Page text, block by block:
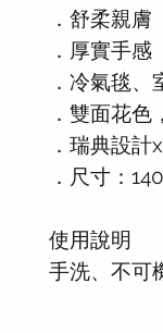
．舒柔親膚
．厚實手感
．冷氣毯
．雙面花
．瑞典設計
．尺寸：
使用說明
手洗、不可